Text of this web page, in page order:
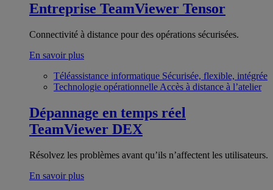
Entreprise TeamViewer Tensor
Connectivité à distance pour des opérations sécurisées.
En savoir plus
Téléassistance informatique Sécurisée, flexible, intégrée
Technologie opérationnelle Accès à distance à l’atelier
Dépannage en temps réel
TeamViewer DEX
Résolvez les problèmes avant qu’ils n’affectent les utilisateurs.
En savoir plus